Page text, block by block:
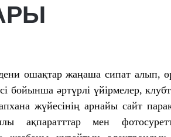
ошақтар жаңаша сипат алып,
бойынша әртүрлі үйірмелер,
жүйесінің арнайы сайт
ақпаратттар мен